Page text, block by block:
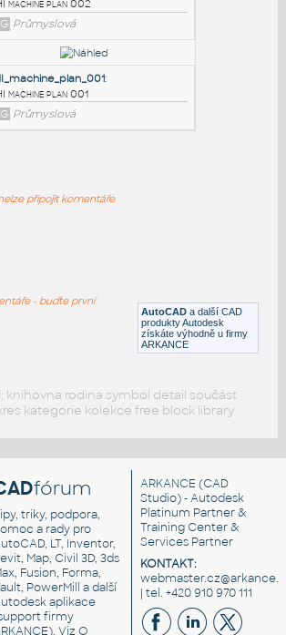
VEHI_machine_plan_003
VEHI machine plan 003
DWG Průmyslová
DWG Průmyslová
DWG
Průmyslová AutoCAD a další CAD
produkty Autodesk
získáte výhodně u firmy
ARKANCE
připojit komentáře
- buďte první
knihovna rodina symbol detail součást
kategorie kolekce free block library
fórum
triky, podpora,
a rady pro
LT, Inventor,
Map, Civil 3D, 3ds
Fusion, Forma,
PowerMill a další
aplikace
firmy
VizO
ARKANCE (CAD
Studio) - Autodesk
Platinum Partner &
Training Center &
Services Partner
KONTAKT:
| tel. +420 910 970 111